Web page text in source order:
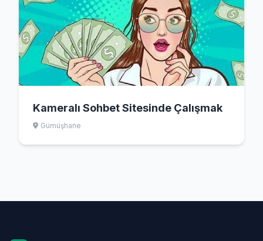
Kameralı Sohbet Sitesinde Çalışmak
Gümüşhane